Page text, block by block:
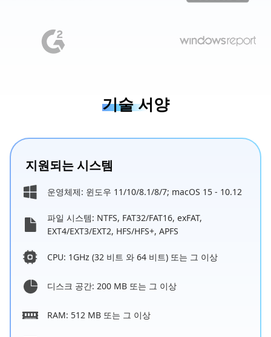
기술 서양
지원되는 시스템
운영체제: 윈도우 11/10/8.1/8/7; macOS 15 - 10.12
파일 시스템: NTFS, FAT32/FAT16, exFAT,
EXT4/EXT3/EXT2, HFS/HFS+, APFS
CPU: 1GHz (32 비트 와 64 비트) 또는 그 이상
디스크 공간: 200 MB 또는 그 이상
RAM: 512 MB 또는 그 이상